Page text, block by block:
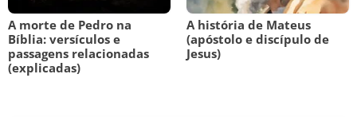
A morte de Pedro na
Bíblia: versículos e
passagens relacionadas
(explicadas)
A história de Mateus
(apóstolo e discípulo de
Jesus)